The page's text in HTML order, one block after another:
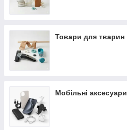
Товари для тварин
Мобільні аксесуари